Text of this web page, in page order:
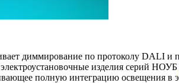
диммирование по протоколу DALI и
изделия серий НОУБ
полную интеграцию освещения в